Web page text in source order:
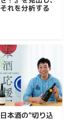
それを分析する
日本酒の"切り込